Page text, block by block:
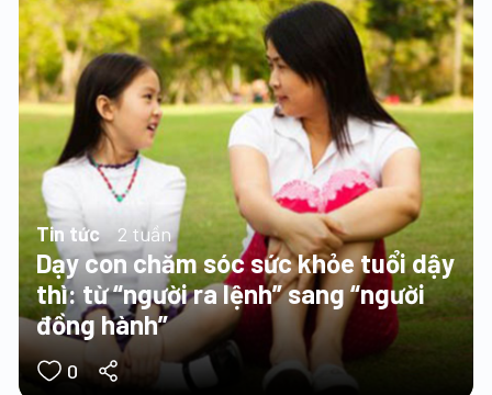
Tin tức 2 tuần
Dạy con chăm sóc sức khỏe tuổi dậy
thì: từ “người ra lệnh” sang “người
đồng hành”
0